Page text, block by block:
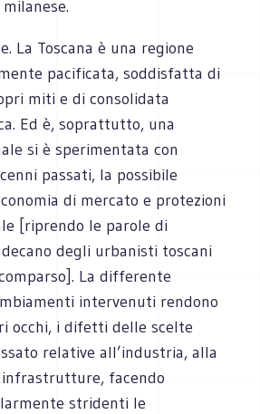
La Toscana è una regione
pacificata, soddisfatta di
miti e di consolidata
Ed è, soprattutto, una
si è sperimentata con
passati, la possibile
di mercato e protezioni
[riprendo le parole di
decano degli urbanisti toscani
La differente
intervenuti rendono
occhi, i difetti delle scelte
relative all’industria, alla
infrastrutture, facendo
stridenti le